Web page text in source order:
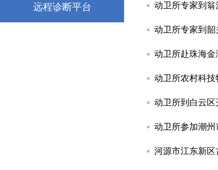
远程诊断平台 动卫所专家到
动卫所专家到
动卫所赴珠海
动卫所农村科
动卫所到白云
动卫所参加潮州
河源市江东新